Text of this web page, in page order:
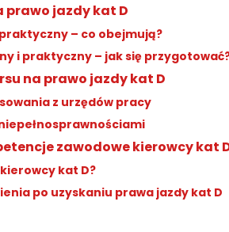
prawo jazdy kat D
– co obejmują?
i praktyczny – jak się
na prawo jazdy kat D
z urzędów pracy
zawodowe kierowcy kat
kat D?
po uzyskaniu prawa jazdy kat D